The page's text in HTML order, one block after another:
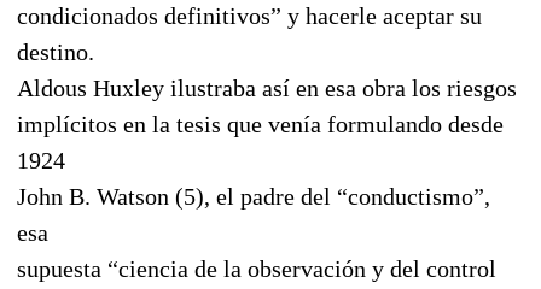
condicionados definitivos” y hacerle aceptar su
destino.
Aldous Huxley ilustraba así en esa obra los riesgos
implícitos en la tesis que venía formulando desde
1924
John B. Watson (5), el padre del “conductismo”,
esa
supuesta “ciencia de la observación y del control